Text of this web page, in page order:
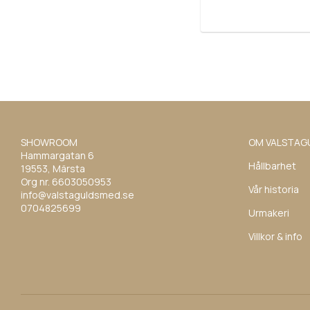
SHOWROOM
Hammargatan 6
19553, Märsta
Org nr. 6603050953
info@valstaguldsmed.se
0704825699
OM
Hållbarhet
Vår historia
Urmakeri
Villkor & info